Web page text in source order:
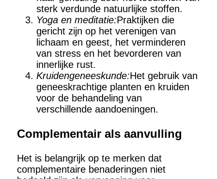
sterk verdunde natuurlijke stoffen.
Yoga en meditatie:Praktijken die
gericht zijn op het verenigen van
lichaam en geest, het verminderen
van stress en het bevorderen van
innerlijke rust.
Kruidengeneeskunde:Het gebruik van
geneeskrachtige planten en kruiden
voor de behandeling van
verschillende aandoeningen.
Complementair als aanvulling
Het is belangrijk op te merken dat
complementaire benaderingen niet